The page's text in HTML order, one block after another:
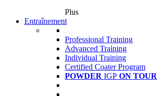
Plus
Entraînement
Professional Training
Advanced Training
Individual Training
Certified Coater Program
POWDER IGP ON TOUR